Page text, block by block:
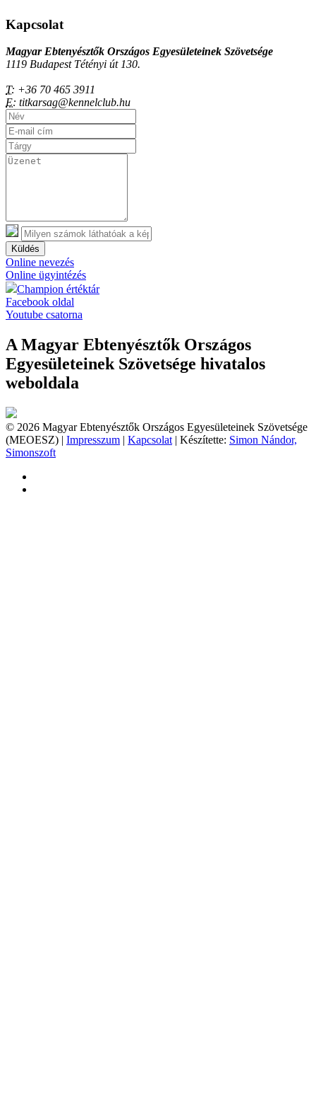
Kapcsolat
Magyar Ebtenyésztők Országos Egyesületeinek Szövetsége
1119 Budapest Tétényi út 130.
T: +36 70 465 3911
E: titkarsag@kennelclub.hu
Küldés
Online nevezés
Online ügyintézés
Champion értéktár
Facebook oldal
Youtube csatorna
A Magyar Ebtenyésztők Országos
Egyesületeinek Szövetsége hivatalos
weboldala
© 2026 Magyar Ebtenyésztők Országos Egyesületeinek Szövetsége
(MEOESZ) | Impresszum | Kapcsolat | Készítette: Simon Nándor,
Simonszoft